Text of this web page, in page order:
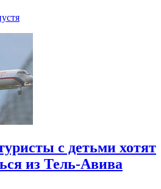
с детьми хотят
из Тель-Авива